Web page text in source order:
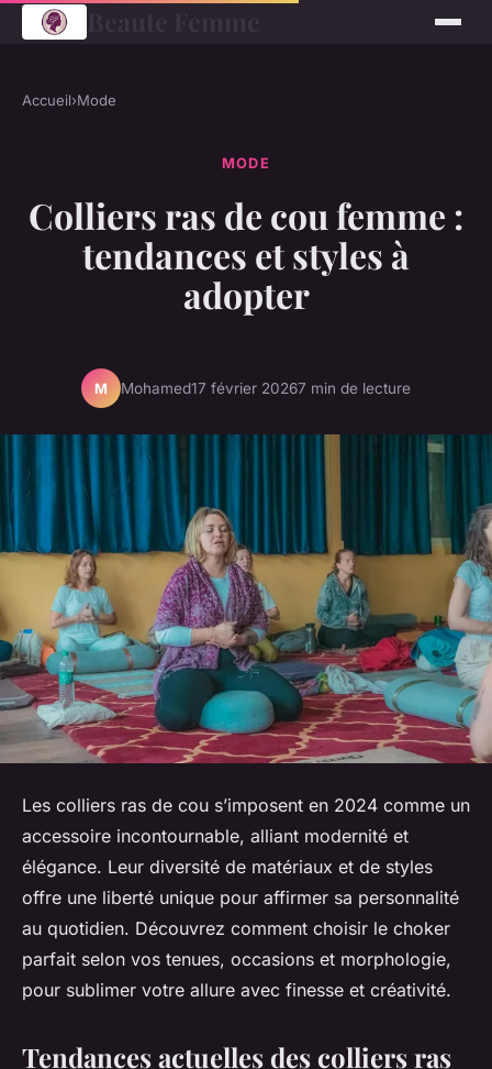
Accueil›Mode
MODE
Colliers ras de cou femme :
tendances et styles à
adopter
M Mohamed17 février 20267 min de lecture
Les colliers ras de cou s’imposent en 2024 comme un
accessoire incontournable, alliant modernité et
élégance. Leur diversité de matériaux et de styles
offre une liberté unique pour affirmer sa personnalité
au quotidien. Découvrez comment choisir le choker
parfait selon vos tenues, occasions et morphologie,
pour sublimer votre allure avec finesse et créativité.
Tendances actuelles des colliers ras